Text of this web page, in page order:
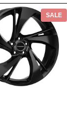
SALE